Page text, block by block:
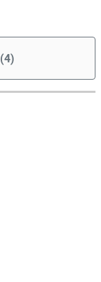
(4)